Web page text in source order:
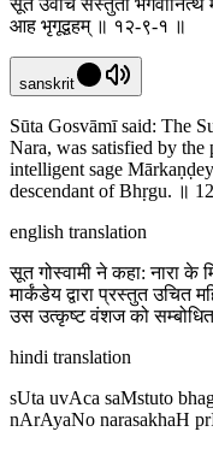
सूत उवाच संस्तुतो भगवानित्थं
आह भृगूद्वहम् ॥ १२-९-१ ॥
sanskrit
Sūta Gosvāmī said: The
Nara, was satisfied by
intelligent sage
descendant of Bhṛgu. ॥
english translation
सूत गोस्वामी ने कहा: नारा के
मार्कंडेय द्वारा प्रस्तुत
उस उत्कृष्ट वंशज को
hindi translation
sUta uvAca saMstuto
nArAyaNo narasakhaH